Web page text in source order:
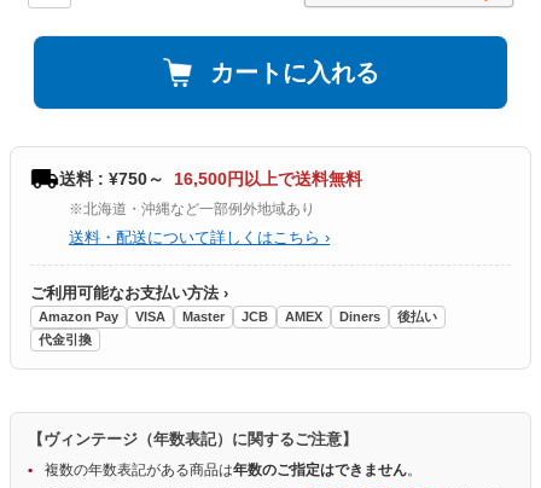
カートに入れる
送料 : ¥750～ 16,500円以上で送料無料
※北海道・沖縄など一部例外地域あり
送料・配送について詳しくはこちら ›
ご利用可能なお支払い方法 ›
Amazon Pay VISA Master JCB AMEX Diners
後払い
代金引換
【ヴィンテージ（年数表記）に関するご注意】
複数の年数表記がある商品は年数のご指定はできません。